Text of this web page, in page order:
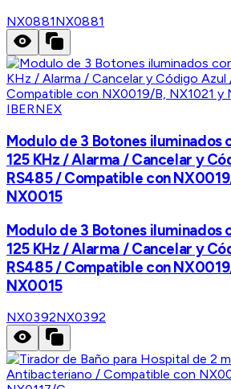
NX0881NX0881
IBERNEX
Modulo de 3 Botones iluminados
125 KHz / Alarma / Cancelar y
RS485 / Compatible con
NX0015
Modulo de 3 Botones iluminados
125 KHz / Alarma / Cancelar y
RS485 / Compatible con
NX0015
NX0392NX0392